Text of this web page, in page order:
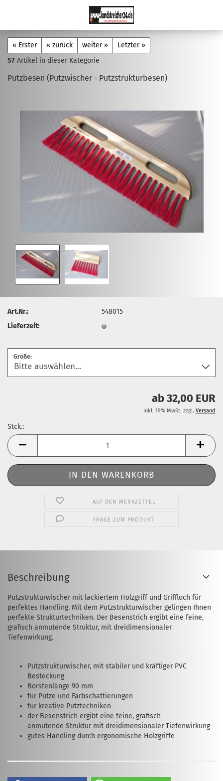
« Erster « zurück weiter »
Letzter »
57 Artikel in dieser Kategorie
Putzbesen (Putzwischer - Putzstrukturbesen)
Art.Nr.:
548015
Lieferzeit:
Größe:
ab 32,00 EUR
inkl. 19% MwSt. zzgl. Versand
Stck.:
Stck.
AUF DEN MERKZETTEL
FRAGE ZUM PRODUKT
Beschreibung
Putzstrukturwischer mit lackiertem Holzgriff und Griffloch für
perfektes Handling. Mit dem Putzstrukturwischer gelingen Ihnen
perfekte Strukturtechniken. Der Besenstrich ergibt eine feine,
grafisch anmutende Struktur, mit dreidimensionaler
Tiefenwirkung.
Putzstrukturwischer, mit stabiler und kräftiger PVC
Besteckung
Borstenlänge 90 mm
für Putze und Farbschattierungen
für kreative Putztechniken
der Besenstrich ergibt eine feine, grafisch
anmutende Struktur mit dreidimensionaler Tiefenwirkung
gutes Handling durch ergonomische Holzgriffe